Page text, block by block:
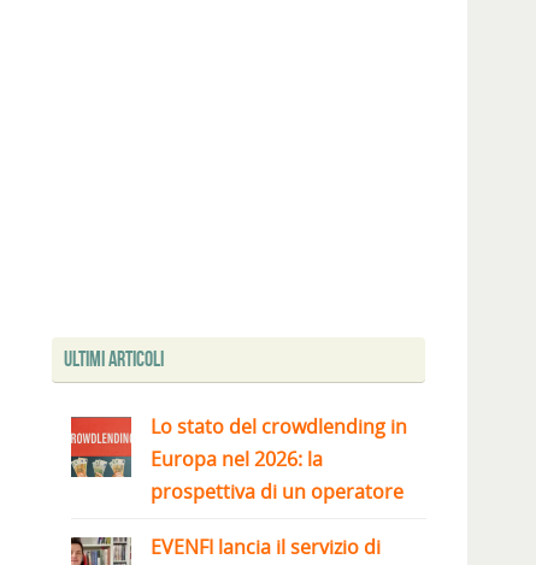
Ultimi articoli
Lo stato del crowdlending in
Europa nel 2026: la
prospettiva di un operatore
EVENFI lancia il servizio di